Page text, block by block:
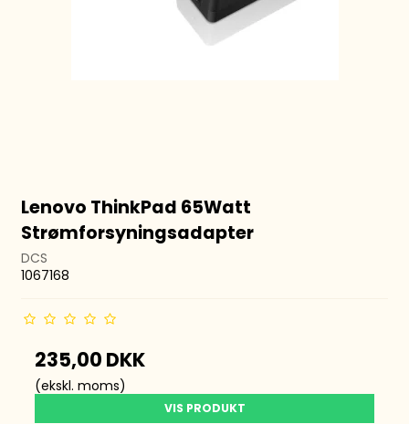
Lenovo ThinkPad 65Watt
Strømforsyningsadapter
DCS
1067168
235,00 DKK
(ekskl. moms)
VIS PRODUKT